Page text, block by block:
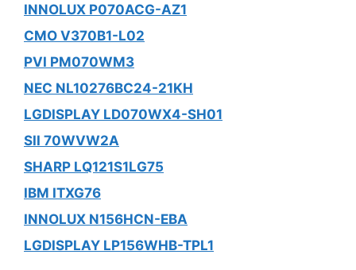
INNOLUX P070ACG-AZ1
CMO V370B1-L02
PVI PM070WM3
NEC NL10276BC24-21KH
LGDISPLAY LD070WX4-SH01
SII 70WVW2A
SHARP LQ121S1LG75
IBM ITXG76
INNOLUX N156HCN-EBA
LGDISPLAY LP156WHB-TPL1